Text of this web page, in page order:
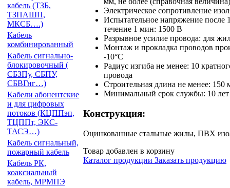
кабель (ТЗБ,
ТЗПАШП,
МКСБ….)
Кабель
комбинированный
Кабель сигнально-
блокировочный (
СБЗПу, СБПУ,
СБВГнг…)
Кабели абонентские
и для цифровых
потоков (КЦППэп,
ТЦППт, ЭКС-
ТАСЭ…)
Кабель сигнальный,
пожарный кабель
Кабель РК,
коаксиальный
кабель, МРМПЭ
Электрическое сопротивление
Испытательное напряжение после
течение 1 мин: 1500 В
Разрывное усилие провода: для
Монтаж и прокладка проводов
-10°С
Радиус изгиба не менее: 10
провода
Строительная длина не менее: 150
Минимальный срок службы: 10 лет
Конструкция:
Оцинкованные стальные жилы, ПВХ
Товар добавлен в корзину
Каталог продукции Заказать продукцию